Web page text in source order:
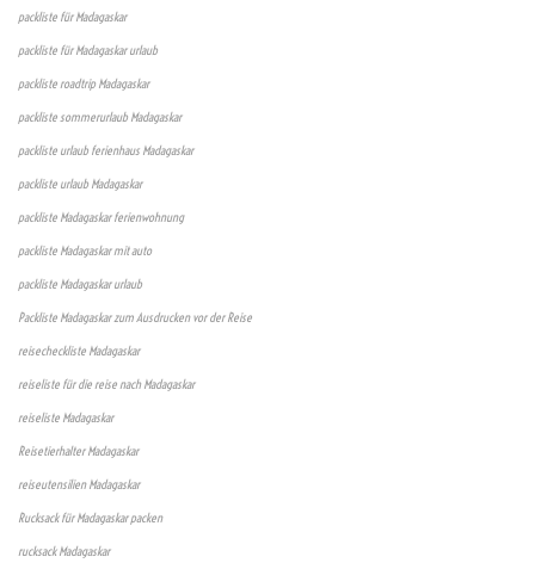
packliste für Madagaskar
packliste für Madagaskar urlaub
packliste roadtrip Madagaskar
packliste sommerurlaub Madagaskar
packliste urlaub ferienhaus Madagaskar
packliste urlaub Madagaskar
packliste Madagaskar ferienwohnung
packliste Madagaskar mit auto
packliste Madagaskar urlaub
Packliste Madagaskar zum Ausdrucken vor der Reise
reisecheckliste Madagaskar
reiseliste für die reise nach Madagaskar
reiseliste Madagaskar
Reisetierhalter Madagaskar
reiseutensilien Madagaskar
Rucksack für Madagaskar packen
rucksack Madagaskar